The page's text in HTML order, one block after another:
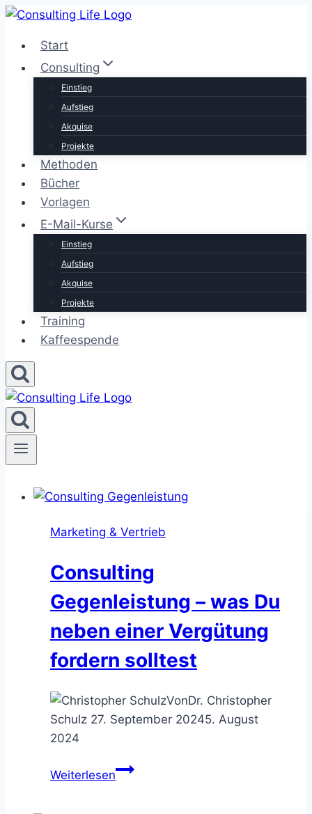
Zum
springenStart
Consulting
Einstieg
Aufstieg
Akquise
Projekte
Methoden
Bücher
Vorlagen
E-Mail-Kurse
Einstieg
Aufstieg
Akquise
Projekte
Training
Kaffeespende
Marketing & Vertrieb
Consulting
Gegenleistung – was Du
neben einer Vergütung
fordern solltest
VonDr. Christopher
Schulz 27. September 20245. August
2024
WeiterlesenConsulting